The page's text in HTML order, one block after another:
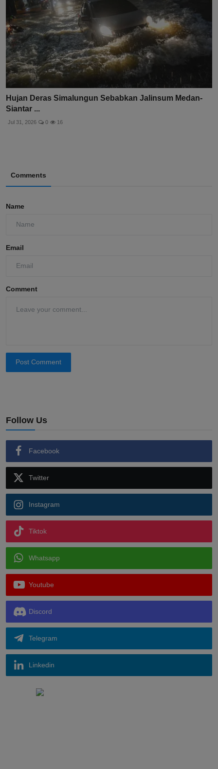
Hujan Deras Simalungun Sebabkan Jalinsum Medan-
Siantar ...
Jul 31, 2026 0 16
Comments
Name
Email
Comment
Post Comment
Follow Us
Facebook
Twitter
Instagram
Tiktok
Whatsapp
Youtube
Discord
Telegram
Linkedin